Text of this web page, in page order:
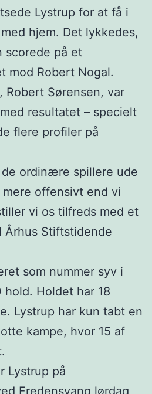
Lystrup for at få i
hjem. Det lykkedes,
scorede på et
mod Robert Nogal.
Robert Sørensen, var
resultatet – specielt
flere profiler på
de ordinære spillere ude
offensivt end vi
vi os tilfreds med et
Århus Stiftstidende
som nummer syv i
hold. Holdet har 18
Lystrup har kun tabt en
kampe, hvor 15 af
Lystrup på
Fredensvang lørdag